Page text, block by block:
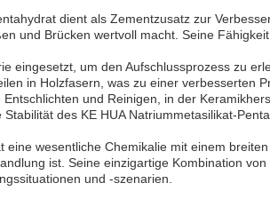
dient als Zementzusatz zur
und Brücken wertvoll macht. Seine
um den Aufschlussprozess zu
in Holzfasern, was zu einer verbesserten
und Reinigen, in der
des KE HUA Natriummetasilikat-
wesentliche Chemikalie mit einem
ist. Seine einzigartige Kombination
und -szenarien.